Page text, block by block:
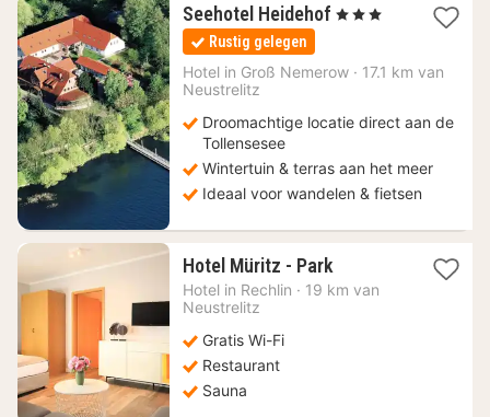
Seehotel Heidehof 1
132
, 3 Sterren
Rustig gelegen
Hotel in Groß Nemerow · 17.1 km van
Neustrelitz
Droomachtige locatie direct aan de
Tollensesee
Wintertuin & terras aan het meer
Ideaal voor wandelen & fietsen
Hotel Müritz - Park1
nacht
Hotel in Rechlin · 19 km van
Neustrelitz
Gratis Wi-Fi
Restaurant
Sauna